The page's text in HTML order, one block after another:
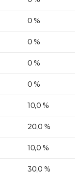
0 %
0 %
0 %
0 %
10,0 %
20,0 %
10,0 %
30,0 %